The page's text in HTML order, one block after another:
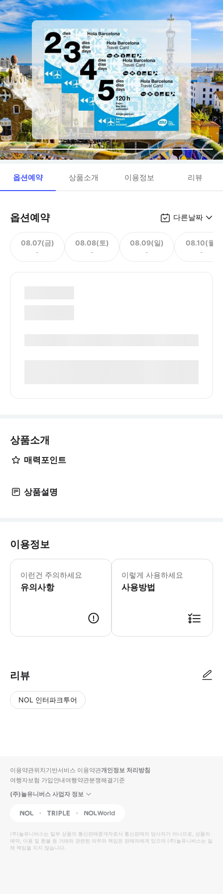
옵션예약 상품소개 이용정보 리뷰
옵션예약 다른날짜
08.07(금)
-
08.08(토)
-
08.09(일)
-
08.10(월)
-
상품소개
매력포인트
상품설명
이용정보
이런건 주의하세요
유의사항
- 추가정보 * 대중교통 서비스이므로
- 예약확정 * 예약 후 확정 여부를 바
- 이용요건 * 만 0-3세는 무료로 이
이렇게 사용하세요
사용방법
리뷰
NOL 인터파크투어
입니
다.
높
은
순
동
영
상
순
상
이용약관위치기반서비스 이용약관개인정보 처리방침
여행자보험 가입안내여행약관분쟁해결기준
(주)놀유니버스 사업자 정보
NOL Triple Interpark Global
(주)놀유니버스는 일부 상품의 통신판매중개자로서 통신판매의 당사자가 아니므로, 상품의
예약, 이용 및 환불 등 거래와 관련된 의무와 책임은 판매자에게 있으며 (주)놀유니버스는 일
체 책임을 지지 않습니다.